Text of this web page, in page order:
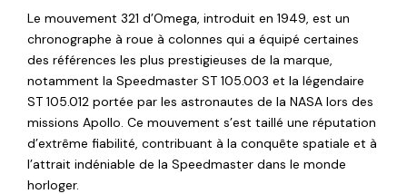
Le mouvement 321 d’Omega, introduit en 1949, est un
chronographe à roue à colonnes qui a équipé certaines
des références les plus prestigieuses de la marque,
notamment la Speedmaster ST 105.003 et la légendaire
ST 105.012 portée par les astronautes de la NASA lors des
missions Apollo. Ce mouvement s’est taillé une réputation
d’extrême fiabilité, contribuant à la conquête spatiale et à
l’attrait indéniable de la Speedmaster dans le monde
horloger.